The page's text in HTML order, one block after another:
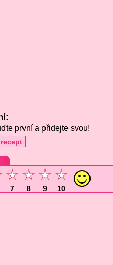
první a přidejte svou!
7 8 9 10